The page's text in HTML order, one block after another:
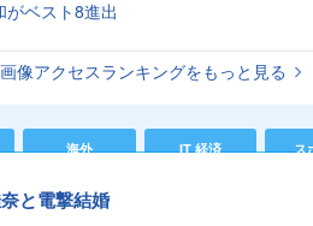
ベスト8進出
画像アクセスランキングをもっと見る
海外 IT 経済 ス
と電撃結婚